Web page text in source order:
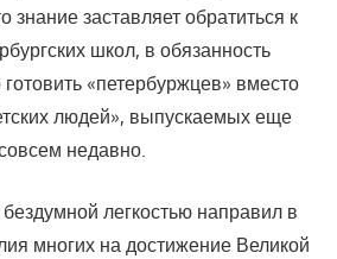
знание заставляет обратиться к
школ, в обязанность
«петербурж­цев» вместо
людей», выпускаемых еще
недавно.
бездумной легкостью направил в
многих на достижение Великой